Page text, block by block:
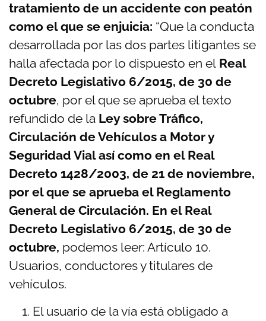
tratamiento de un accidente con peatón
como el que se enjuicia: “Que la conducta
desarrollada por las dos partes litigantes se
halla afectada por lo dispuesto en el Real
Decreto Legislativo 6/2015, de 30 de
octubre, por el que se aprueba el texto
refundido de la Ley sobre Tráfico,
Circulación de Vehículos a Motor y
Seguridad Vial así como en el Real
Decreto 1428/2003, de 21 de noviembre,
por el que se aprueba el Reglamento
General de Circulación. En el Real
Decreto Legislativo 6/2015, de 30 de
octubre, podemos leer: Artículo 10.
Usuarios, conductores y titulares de
vehículos.
El usuario de la vía está obligado a